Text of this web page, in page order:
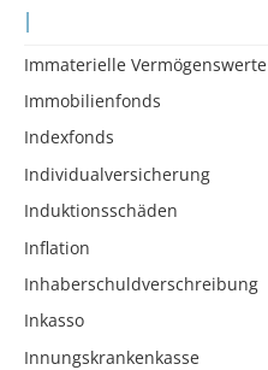
I
Immaterielle Vermögenswerte
Immobilienfonds
Indexfonds
Individualversicherung
Induktionsschäden
Inflation
Inhaberschuldverschreibung
Inkasso
Innungskrankenkasse